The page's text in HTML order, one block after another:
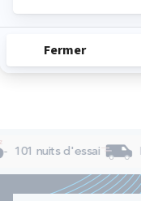
101 nuits d'essai